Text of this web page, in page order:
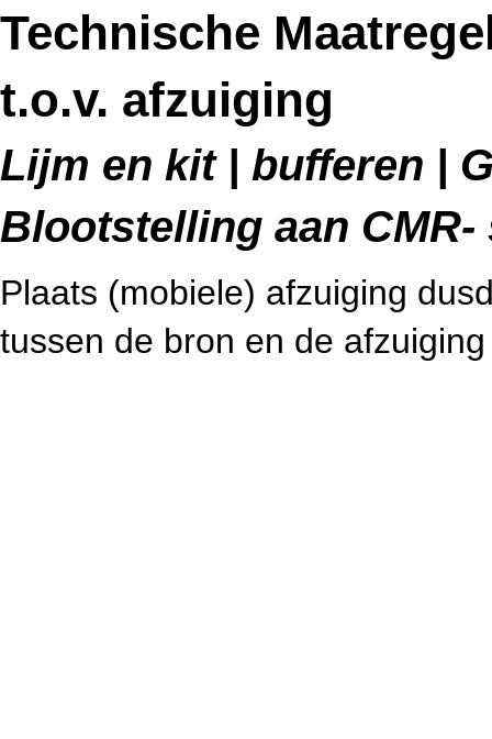
Technische
t.o.v. afzuiging
Lijm en kit | bufferen |
Blootstelling aan CMR-
Plaats (mobiele) afzuiging
tussen de bron en de